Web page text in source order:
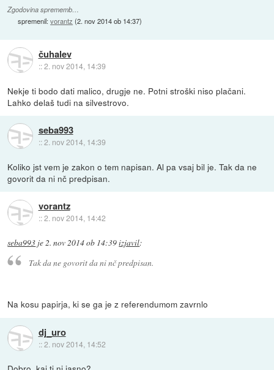
Zgodovina sprememb…
spremenil:vorantz (2. nov 2014 ob 14:37)
čuhalev
::2. nov 2014, 14:39
Nekje ti bodo dati malico, drugje ne. Potni stroški niso plačani.
Lahko delaš tudi na silvestrovo.
seba993
::2. nov 2014, 14:39
Koliko jst vem je zakon o tem napisan. Al pa vsaj bil je. Tak da ne
govorit da ni nč predpisan.
vorantz
::2. nov 2014, 14:42
seba993 je2. nov 2014 ob 14:39izjavil:
Tak da ne govorit da ni nč predpisan.
Na kosu papirja, ki se ga je z referendumom zavrnlo
dj_uro
::2. nov 2014, 14:52